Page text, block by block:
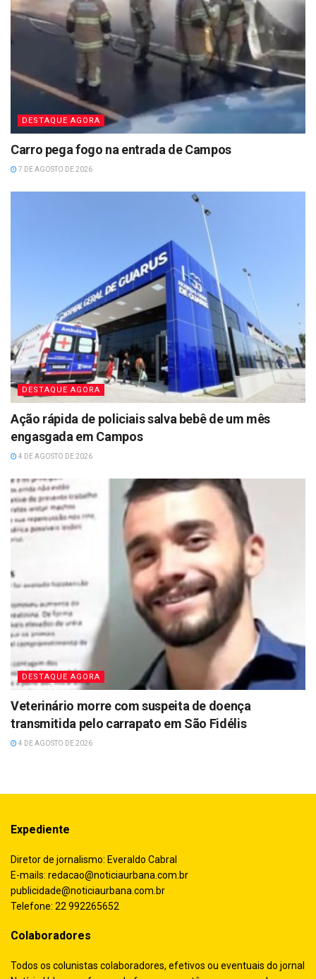
DESTAQUE AGORA
Carro pega fogo na entrada de Campos
7 DE AGOSTO DE 2026
DESTAQUE AGORA
Ação rápida de policiais salva bebê de um mês
engasgada em Campos
4 DE AGOSTO DE 2026
DESTAQUE AGORA
Veterinário morre com suspeita de doença
transmitida pelo carrapato em São Fidélis
4 DE AGOSTO DE 2026
Expediente
Diretor de jornalismo: Everaldo Cabral
E-mails: redacao@noticiaurbana.com.br
publicidade@noticiaurbana.com.br
Telefone: 22 992265652
Colaboradores
Todos os colunistas colaboradores, efetivos ou eventuais do jornal